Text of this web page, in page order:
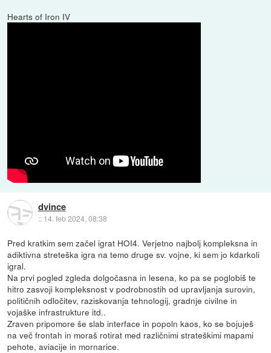
Hearts of Iron IV
dvince
:: 14. feb 2024, 08:38
Pred kratkim sem začel igrat HOI4. Verjetno najbolj kompleksna in
adiktivna streteška igra na temo druge sv. vojne, ki sem jo kdarkoli
igral.
Na prvi pogled zgleda dolgočasna in lesena, ko pa se poglobiš te
hitro zasvoji kompleksnost v podrobnostih od upravljanja surovin,
političnih odločitev, raziskovanja tehnologij, gradnje civilne in
vojaške infrastrukture itd..
Zraven pripomore še slab interface in popoln kaos, ko se bojuješ
na več frontah in moraš rotirat med različnimi strateškimi mapami
pehote, aviacije in mornarice.